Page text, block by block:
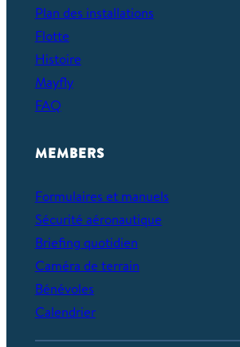
Plan des installations
Flotte
Histoire
Mayfly
FAQ
MEMBERS
Formulaires et manuels
Sécurité aéronautique
Briefing quotidien
Caméra de terrain
Bénévoles
Calendrier